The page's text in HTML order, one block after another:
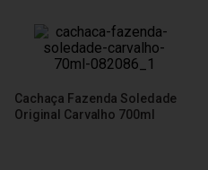
Cachaça Fazenda Soledade
Original Carvalho 700ml